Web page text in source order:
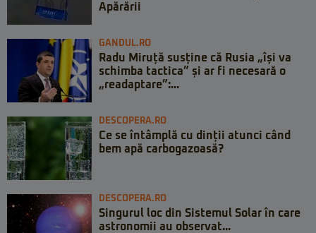
Apărării
GANDUL.RO
Radu Miruță susține că Rusia „își va
schimba tactica” și ar fi necesară o
„readaptare”:...
DESCOPERA.RO
Ce se întâmplă cu dinții atunci când
bem apă carbogazoasă?
DESCOPERA.RO
Singurul loc din Sistemul Solar în care
astronomii au observat...